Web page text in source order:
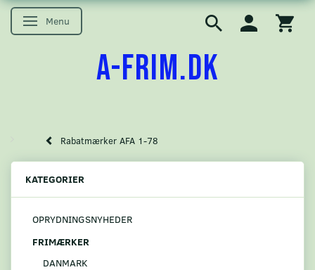
Skifte navigation
Menu
A-FRIM.DK
Rabatmærker AFA 1-78
KATEGORIER
OPRYDNINGSNYHEDER
FRIMÆRKER
DANMARK